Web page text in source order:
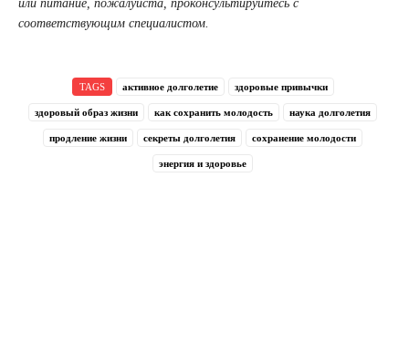
или питание, пожалуйста, проконсультируйтесь с
соответствующим специалистом.
TAGS активное долголетие здоровые привычки
здоровый образ жизни как сохранить молодость наука долголетия
продление жизни секреты долголетия сохранение молодости
энергия и здоровье